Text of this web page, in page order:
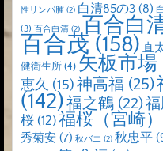
性リンパ腫 (2) 白清85の3 (8)
(3) 百合白清 (2) 百合白
百合茂 (158) 直
健衛生所 (4) 矢板市場
恵久 (15) 神高福 (25)
(142)福之鶴 (22)
桜 (12)福桜（宮崎）
秀菊安 (7) 秋バエ (2) 秋忠平